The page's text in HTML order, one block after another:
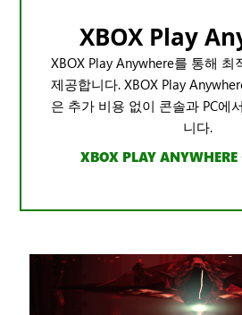
XBOX Play
XBOX Play Anywhere를 통해
제공합니다. XBOX Play
은 추가 비용 없이 콘솔과 PC에
니다.
XBOX PLAY ANYWHERE